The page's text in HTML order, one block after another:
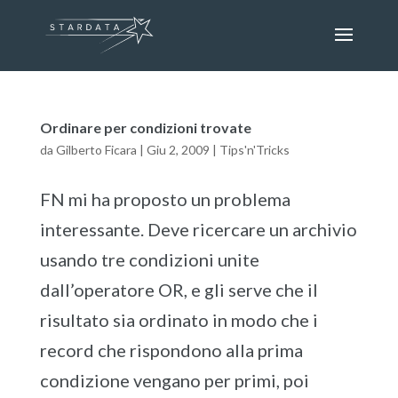
Ordinare per condizioni trovate
da Gilberto Ficara | Giu 2, 2009 | Tips'n'Tricks
FN mi ha proposto un problema
interessante. Deve ricercare un archivio
usando tre condizioni unite
dall’operatore OR, e gli serve che il
risultato sia ordinato in modo che i
record che rispondono alla prima
condizione vengano per primi, poi